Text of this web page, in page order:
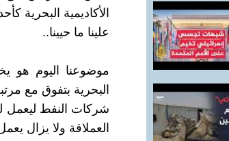
الأكاديمية البحرية
علينا ما حيينا..
موضوعنا اليوم هو
شركات النفط ليعمل
العملاقة ولا يزال